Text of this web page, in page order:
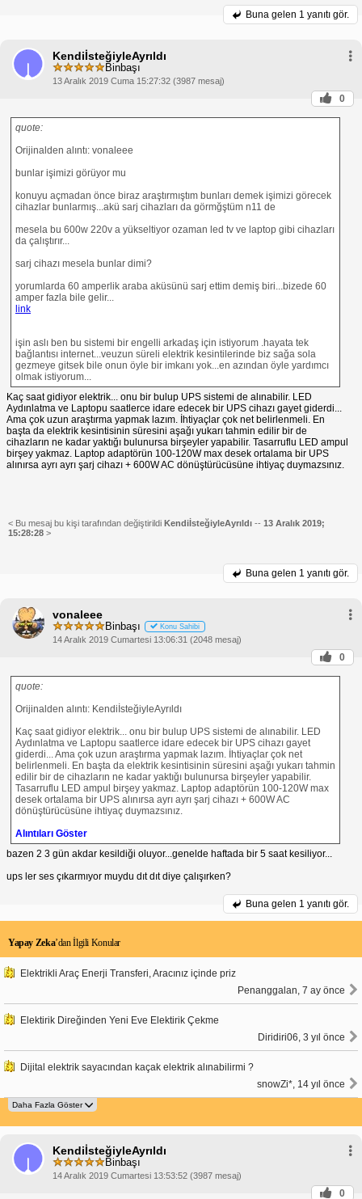
Buna gelen 1 yanıtı gör.
KendiİsteğiyleAyrıldı
Binbaşı
13 Aralık 2019 Cuma 15:27:32 (3987 mesaj)
0
quote:
Orijinalden alıntı: vonaleee
bunlar işimizi görüyor mu
konuyu açmadan önce biraz araştırmıştım bunları demek işimizi görecek
cihazlar bunlarmış...akü sarj cihazları da görmğştüm n11 de
mesela bu 600w 220v a yükseltiyor ozaman led tv ve laptop gibi cihazları
da çalıştırır...
sarj cihazı mesela bunlar dimi?
yorumlarda 60 amperlik araba aküsünü sarj ettim demiş biri...bizede 60
amper fazla bile gelir...
link
işin aslı ben bu sistemi bir engelli arkadaş için istiyorum .hayata tek
bağlantısı internet...veuzun süreli elektrik kesintilerinde biz sağa sola
gezmeye gitsek bile onun öyle bir imkanı yok...en azından öyle yardımcı
olmak istiyorum...
Kaç saat gidiyor elektrik... onu bir bulup UPS sistemi de alınabilir. LED
Aydınlatma ve Laptopu saatlerce idare edecek bir UPS cihazı gayet giderdi...
Ama çok uzun araştırma yapmak lazım. İhtiyaçlar çok net belirlenmeli. En
başta da elektrik kesintisinin süresini aşağı yukarı tahmin edilir bir de
cihazların ne kadar yaktığı bulunursa birşeyler yapabilir. Tasarruflu LED ampul
birşey yakmaz. Laptop adaptörün 100-120W max desek ortalama bir UPS
alınırsa ayrı ayrı şarj cihazı + 600W AC dönüştürücüsüne ihtiyaç duymazsınız.
< Bu mesaj bu kişi tarafından değiştirildi KendiİsteğiyleAyrıldı -- 13 Aralık 2019;
15:28:28 >
Buna gelen 1 yanıtı gör.
vonaleee
Binbaşı Konu Sahibi
14 Aralık 2019 Cumartesi 13:06:31 (2048 mesaj)
0
quote:
Orijinalden alıntı: KendiİsteğiyleAyrıldı
Kaç saat gidiyor elektrik... onu bir bulup UPS sistemi de alınabilir. LED
Aydınlatma ve Laptopu saatlerce idare edecek bir UPS cihazı gayet
giderdi... Ama çok uzun araştırma yapmak lazım. İhtiyaçlar çok net
belirlenmeli. En başta da elektrik kesintisinin süresini aşağı yukarı tahmin
edilir bir de cihazların ne kadar yaktığı bulunursa birşeyler yapabilir.
Tasarruflu LED ampul birşey yakmaz. Laptop adaptörün 100-120W max
desek ortalama bir UPS alınırsa ayrı ayrı şarj cihazı + 600W AC
dönüştürücüsüne ihtiyaç duymazsınız.
Alıntıları Göster
bazen 2 3 gün akdar kesildiği oluyor...genelde haftada bir 5 saat kesiliyor...
ups ler ses çıkarmıyor muydu dıt dıt diye çalışırken?
Buna gelen 1 yanıtı gör.
Yapay Zeka’dan İlgili Konular
Elektrikli Araç Enerji Transferi, Aracınız içinde priz
Penanggalan, 7 ay önce
Elektirik Direğinden Yeni Eve Elektirik Çekme
Diridiri06, 3 yıl önce
Dijital elektrik sayacından kaçak elektrik alınabilirmi ?
snowZi*, 14 yıl önce
KendiİsteğiyleAyrıldı
Binbaşı
14 Aralık 2019 Cumartesi 13:53:52 (3987 mesaj)
0